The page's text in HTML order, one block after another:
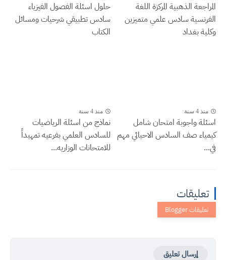
المراجعة الذهبية المركزة اللغة
الفرنسية سادس علمي متميزين
وكلية بغداد
حلول اسئلة الفصول الفيزياء
سادس تطبيقي شرحيات ومسائل
الكتاب
منذ 4 سنة
اسئلة واجوبة امتحان شامل
كيمياء صف السادس الاحيائي مهم
في...
منذ 4 سنة
نماذج من اسئلة الرياضيات
للسادس العلمي بفرعيه تمهيداً
للامتحانات الوزاريه...
تعليقات
إرسال تعليق